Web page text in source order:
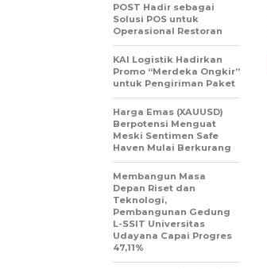
POST Hadir sebagai
Solusi POS untuk
Operasional Restoran
KAI Logistik Hadirkan
Promo “Merdeka Ongkir”
untuk Pengiriman Paket
Harga Emas (XAUUSD)
Berpotensi Menguat
Meski Sentimen Safe
Haven Mulai Berkurang
Membangun Masa
Depan Riset dan
Teknologi,
Pembangunan Gedung
L-SSIT Universitas
Udayana Capai Progres
47,11%